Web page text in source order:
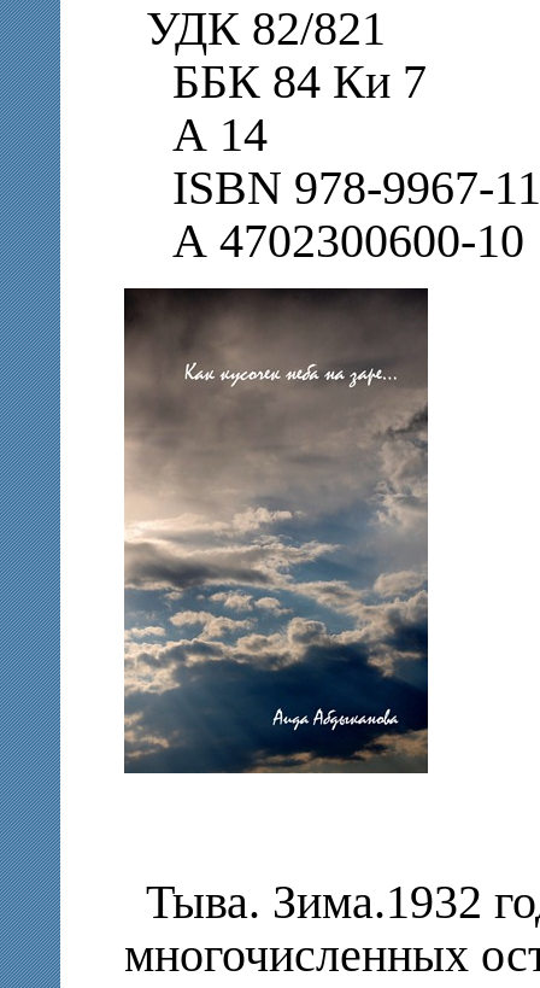
УДК 82/821
ББК 84 Ки 7
А 14
ISBN 978-9967-
А 4702300600-10
Тыва. Зима.1932
многочисленных